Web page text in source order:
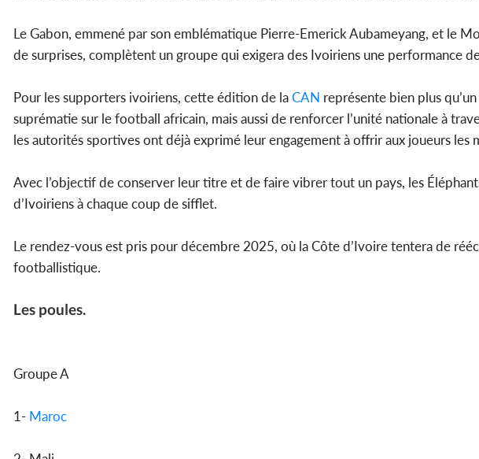
Le Gabon, emmené par son emblématique Pierre-Emerick Aubameyang, et le
de surprises, complètent un groupe qui exigera des Ivoiriens une performance
Pour les supporters ivoiriens, cette édition de laCAN représente bien plus
suprématie sur le football africain, mais aussi de renforcer l’unité nationale à
les autorités sportives ont déjà exprimé leur engagement à offrir aux joueurs les
Avec l’objectif de conserver leur titre et de faire vibrer tout un pays, les
d’Ivoiriens à chaque coup de sifflet.
Le rendez-vous est pris pour décembre 2025, où la Côte d’Ivoire tentera de
footballistique.
Les poules.
Groupe A
1- Maroc